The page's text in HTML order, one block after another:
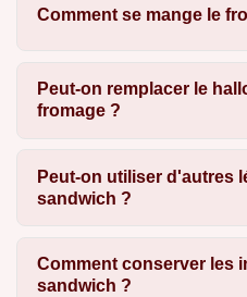
Comment se mange le
Peut-on remplacer le
fromage ?
Peut-on utiliser d'autres
sandwich ?
Comment conserver les
sandwich ?